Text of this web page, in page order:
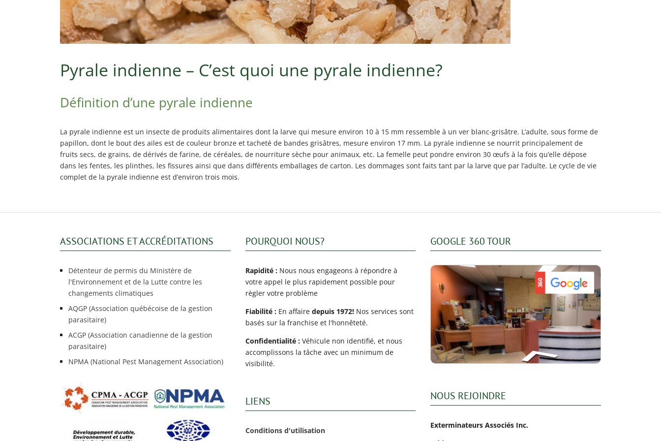
Pyrale indienne – C’est quoi une pyrale indienne?
Définition d’une pyrale indienne
La pyrale indienne est un insecte de produits alimentaires dont la larve qui mesure environ 10 à 15 mm ressemble à un ver blanc-grisâtre. L’adulte, sous forme de
papillon, dont le bout des ailes est de couleur bronze et tacheté de bandes grisâtres, mesure environ 17 mm. La pyrale indienne se nourrit principalement de
fruits secs, de grains, de dérivés de farine, de céréales, de nourriture sèche pour animaux, etc. La femelle peut pondre environ 30 œufs à la fois qu’elle dépose
dans les fentes, les plinthes, les fissures ainsi que dans différents emballages de carton. Les dommages sont faits tant par la larve que par l’adulte. Le cycle de vie
complet de la pyrale indienne est d’environ trois mois.
ASSOCIATIONS ET ACCRÉDITATIONS
Détenteur de permis du Ministère de
l'Environnement et de la Lutte contre les
changements climatiques
AQGP (Association québécoise de la gestion
parasitaire)
ACGP (Association canadienne de la gestion
parasitaire)
NPMA (National Pest Management Association)
POURQUOI NOUS?
Rapidité :Nous nous engageons à répondre à
votre appel le plus rapidement possible pour
règler votre problème
Fiabilité :En affaire depuis 1972!Nos services sont
basés sur la franchise et l'honnêteté.
Confidentialité :Véhicule non identifié, et nous
accomplissons la tâche avec un minimum de
visibilité.
LIENS
Conditions d'utilisation
GOOGLE 360 TOUR
NOUS REJOINDRE
Exterminateurs Associés Inc.